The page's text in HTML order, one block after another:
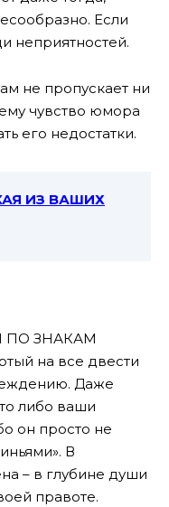
Если
неприятностей.
не пропускает ни
чувство юмора
его недостатки.
ИЗ ВАШИХ
ЗНАКАМ
на все двести
Даже
либо ваши
он просто не
В
– в глубине души
правоте.